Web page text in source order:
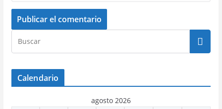
Calendario
agosto 2026